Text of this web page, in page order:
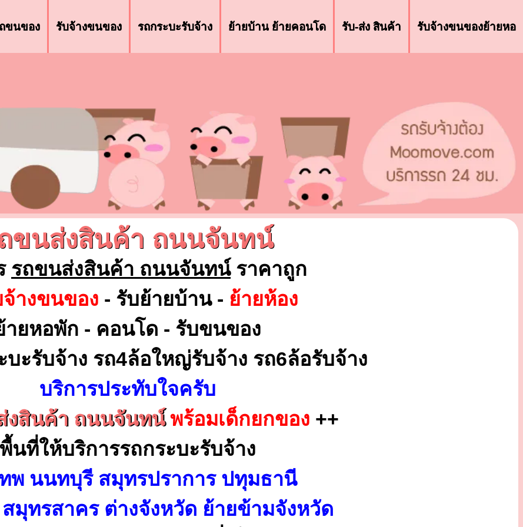
ขนของ รับจ้างขนของ รถกระบะรับจ้าง ย้ายบ้าน ย้ายคอนโด รับ-ส่ง สินค้า รับจ้างขนของย้ายหอ
ขนส่งสินค้า ถนนจันทน์
รถขนส่งสินค้า ถนนจันทน์ราคาถูก
างขนของ - รับย้ายบ้าน - ย้ายห้อง
ายหอพัก - คอนโด - รับขนของ
บะรับจ้าง รถ4ล้อใหญ่รับจ้าง รถ6ล้อรับจ้าง
บริการประทับใจครับ
งสินค้า ถนนจันทน์พร้อมเด็กยกของ ++
พื้นที่ให้บริการรถกระบะรับจ้าง
ทพ นนทบุรี สมุทรปราการ ปทุมธานี
มุทรสาคร ต่างจังหวัด ย้ายข้ามจังหวัด